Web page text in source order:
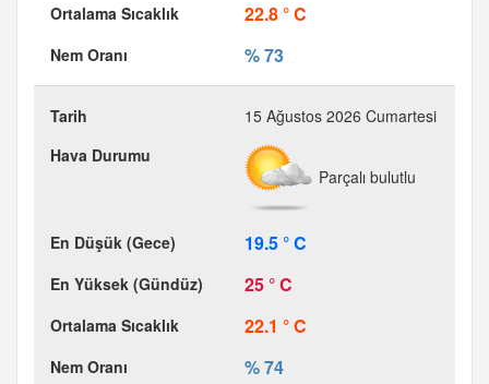
22.8 ° C
% 73
15 Ağustos 2026 Cumartesi
Parçalı bulutlu
19.5 ° C
25 ° C
22.1 ° C
% 74